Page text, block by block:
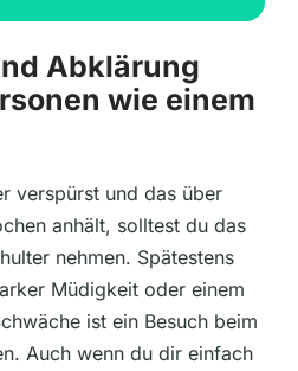
Abklärung
wie einem
verspürst und das über
anhält, solltest du das
nehmen. Spätestens
Müdigkeit oder einem
ist ein Besuch beim
Auch wenn du dir einfach